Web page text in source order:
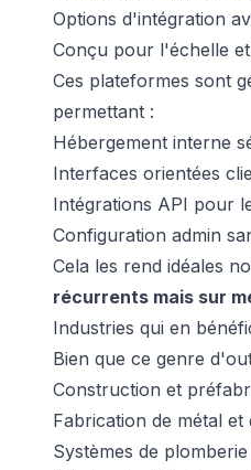
Options d'intégration
Conçu pour l'échelle
Ces plateformes sont
permettant :
Hébergement interne
Interfaces orientées
Intégrations API pour
Configuration admin
Cela les rend idéales
récurrents mais sur
Industries qui en
Bien que ce genre
Construction et
Fabrication de métal et
Systèmes de